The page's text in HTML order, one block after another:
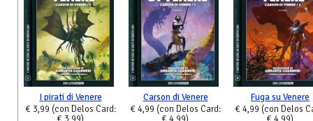
I pirati di Venere
€ 3,99 (con Delos Card:
Carson di Venere
€ 4,99 (con Delos Card:
Fuga su Venere
€ 4,99 (con Delos